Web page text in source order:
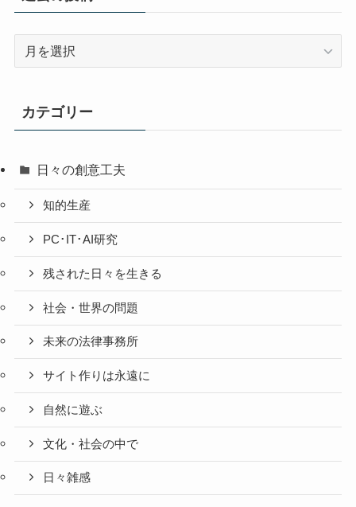
稿
カテゴリー
日々の創意工夫
知的生産
PC･IT･AI研究
残された日々を生きる
社会・世界の問題
未来の法律事務所
サイト作りは永遠に
自然に遊ぶ
文化・社会の中で
日々雑感